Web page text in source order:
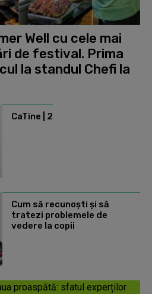
Well cu cele mai
de festival. Prima
la standul Chefi la
CaTine | 2
Cum să recunoști și să
tratezi problemele de
vedere la copii